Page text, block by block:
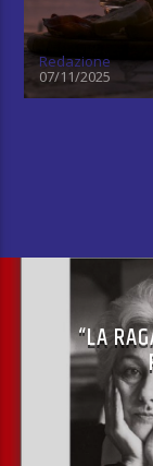
Redazione
07/11/2025
“LA